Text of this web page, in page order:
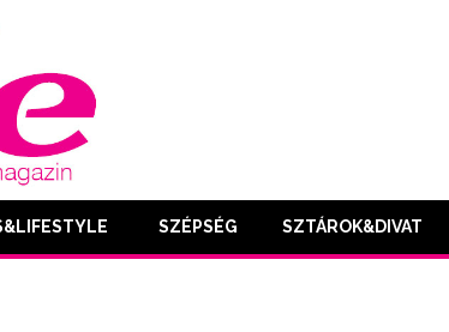
SZÉPSÉG SZTÁROK&DIVAT